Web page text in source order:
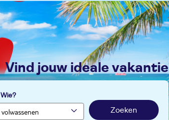
vind jouw ideale vakantie
Wie?
Zoeken